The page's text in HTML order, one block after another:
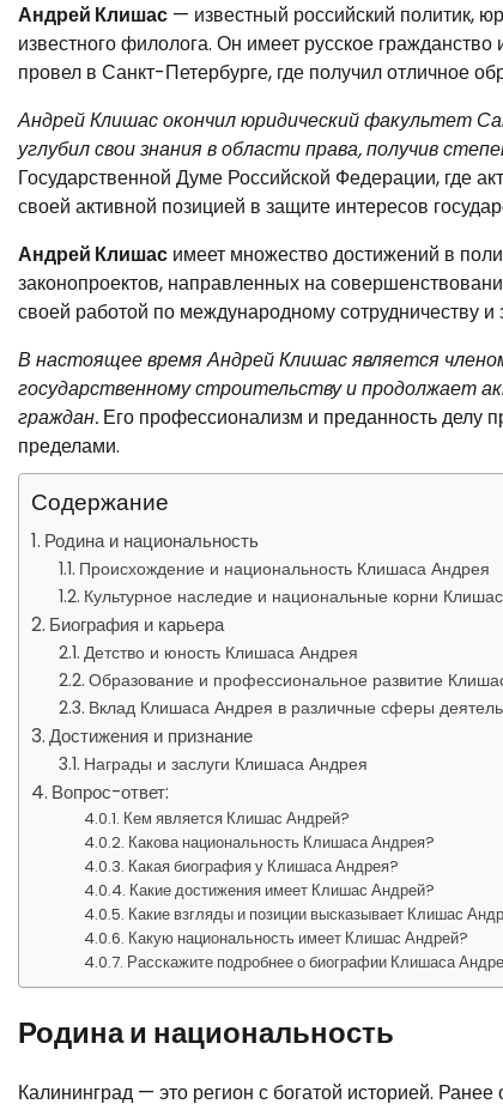
Андрей Клишас — известный российский политик,
известного филолога. Он имеет русское
провел в Санкт-Петербурге, где получил отличное
Андрей Клишас окончил юридический факультет
углубил свои знания в области права, получив
Государственной Думе Российской Федерации, где
своей активной позицией в защите интересов
Андрей Клишас имеет множество достижений в
законопроектов, направленных на
своей работой по международному сотрудничеству
В настоящее время Андрей Клишас является
государственному строительству и продолжает
граждан. Его профессионализм и преданность делу
пределами.
Содержание
Родина и национальность
Происхождение и национальность Клишаса Андрея
Культурное наследие и национальные корни
Биография и карьера
Детство и юность Клишаса Андрея
Образование и профессиональное развитие
Вклад Клишаса Андрея в различные сферы
Достижения и признание
Награды и заслуги Клишаса Андрея
Вопрос-ответ:
Кем является Клишас Андрей?
Какова национальность Клишаса Андрея?
Какая биография у Клишаса Андрея?
Какие достижения имеет Клишас Андрей?
Какие взгляды и позиции высказывает Клишас
Какую национальность имеет Клишас Андрей?
Расскажите подробнее о биографии Клишаса
Родина и национальность
Калининград — это регион с богатой историей.